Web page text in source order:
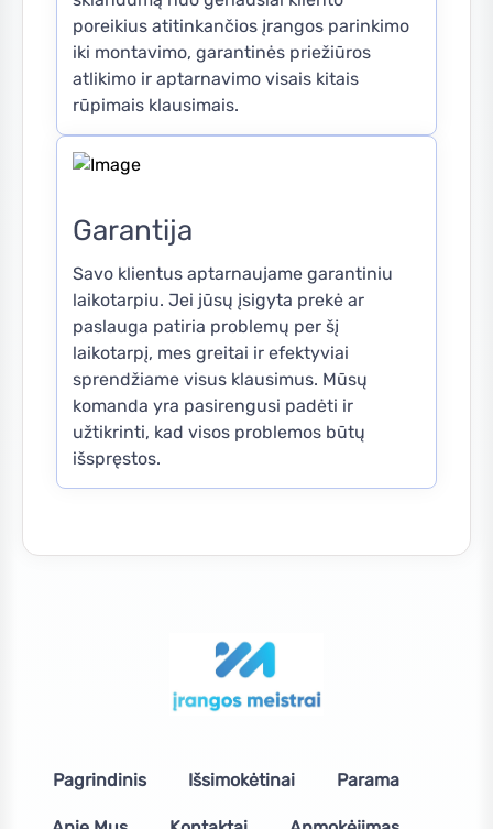
poreikius atitinkančios įrangos parinkimo
iki montavimo, garantinės priežiūros
atlikimo ir aptarnavimo visais kitais
rūpimais klausimais.
Garantija
Savo klientus aptarnaujame garantiniu
laikotarpiu. Jei jūsų įsigyta prekė ar
paslauga patiria problemų per šį
laikotarpį, mes greitai ir efektyviai
sprendžiame visus klausimus. Mūsų
komanda yra pasirengusi padėti ir
užtikrinti, kad visos problemos būtų
išspręstos.
Pagrindinis Išsimokėtinai Parama